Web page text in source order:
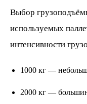
Выбор
используемых
интенсивности
1000 кг —
2000 кг —